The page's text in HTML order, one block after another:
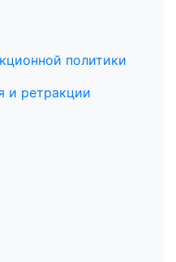
политики
и ретракции